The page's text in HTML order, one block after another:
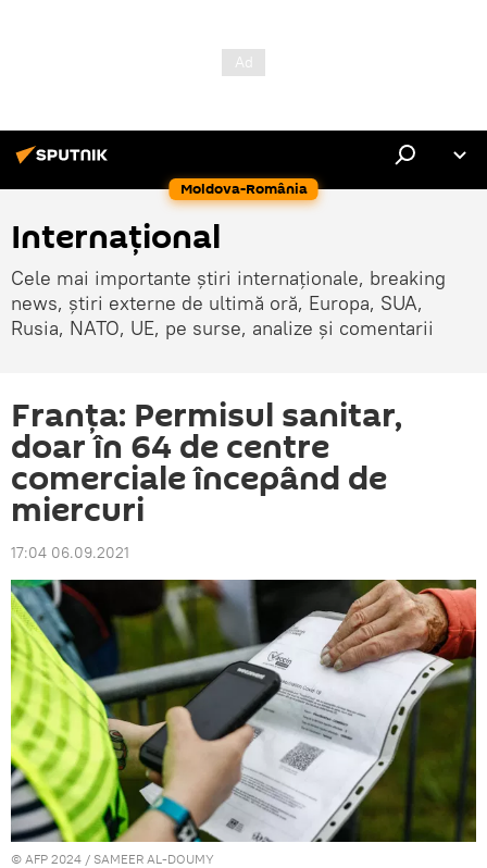
Moldova-România
Internaţional
Cele mai importante știri internaționale, breaking
news, știri externe de ultimă oră, Europa, SUA,
Rusia, NATO, UE, pe surse, analize și comentarii
Franţa: Permisul sanitar,
doar în 64 de centre
comerciale începând de
miercuri
17:04 06.09.2021
© AFP 2024 / SAMEER AL-DOUMY